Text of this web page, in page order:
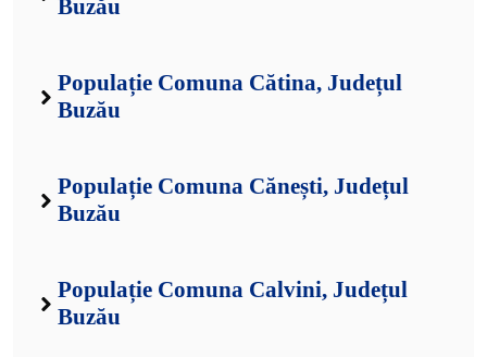
Buzău
Populație Comuna Cătina, Județul
Buzău
Populație Comuna Cănești, Județul
Buzău
Populație Comuna Calvini, Județul
Buzău